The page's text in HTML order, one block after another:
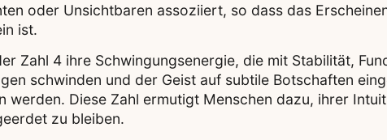
oder Unsichtbaren assoziiert, so dass das
ist.
Zahl 4 ihre Schwingungsenergie, die mit Stabilität,
schwinden und der Geist auf subtile Botschaften
Diese Zahl ermutigt Menschen dazu, ihrer
zu bleiben.